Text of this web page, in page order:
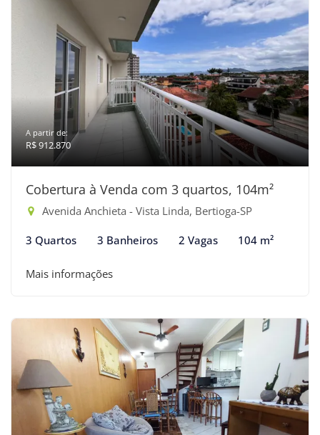
A partir de:
R$ 912.870
Cobertura à Venda com 3 quartos, 104m²
Avenida Anchieta - Vista Linda, Bertioga-SP
3 Quartos 3 Banheiros 2 Vagas 104 m²
Mais informações